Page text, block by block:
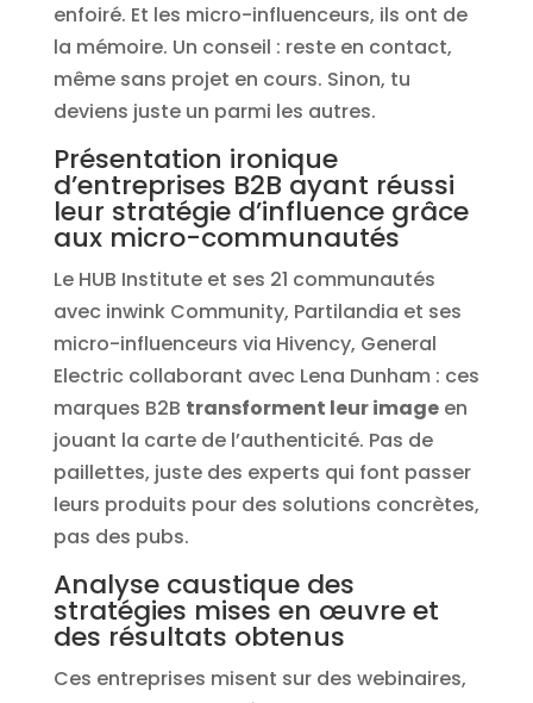
enfoiré. Et les micro-influenceurs, ils ont de
la mémoire. Un conseil : reste en contact,
même sans projet en cours. Sinon, tu
deviens juste un parmi les autres.
Présentation ironique
d’entreprises B2B ayant réussi
leur stratégie d’influence grâce
aux micro-communautés
Le HUB Institute et ses 21 communautés
avec inwink Community, Partilandia et ses
micro-influenceurs via Hivency, General
Electric collaborant avec Lena Dunham : ces
marques B2B transforment leur imageen
jouant la carte de l’authenticité. Pas de
paillettes, juste des experts qui font passer
leurs produits pour des solutions concrètes,
pas des pubs.
Analyse caustique des
stratégies mises en œuvre et
des résultats obtenus
Ces entreprises misent sur des webinaires,